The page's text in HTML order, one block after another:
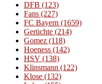
DFB (123)
Fans (227)
FC Bayern (1659)
Gerüchte (214)
Gomez (118)
Hoeness (142)
HSV (138)
Klinsmann (122)
Klose (132)